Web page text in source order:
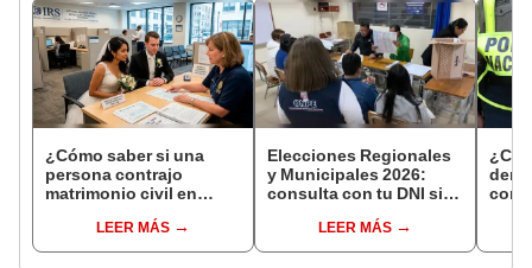
¿Cómo saber si una
persona contrajo
matrimonio civil en
LEER MÁS
Elecciones Regionales
y Municipales 2026:
consulta con tu DNI si
de mesa para este 4 de
octubre en el link oficial
LEER MÁS
con